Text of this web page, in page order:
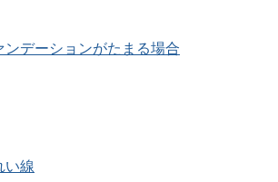
ンデーションがたまる場合
い線